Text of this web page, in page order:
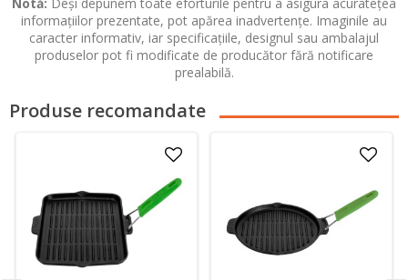
informațiilor prezentate, pot apărea inadvertențe. Imaginile au
caracter informativ, iar specificațiile, designul sau ambalajul
produselor pot fi modificate de producător fără notificare
prealabilă.
Produse recomandate